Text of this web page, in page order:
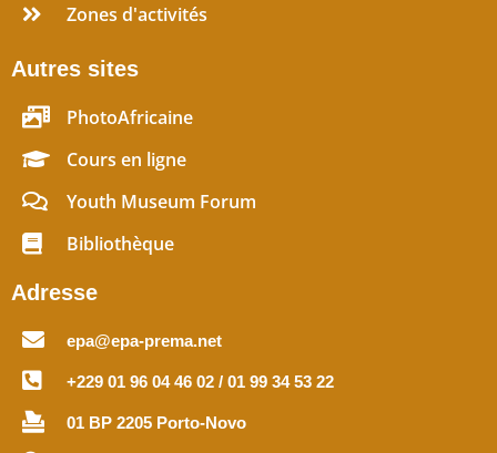
Zones d'activités
Autres sites
PhotoAfricaine
Cours en ligne
Youth Museum Forum
Bibliothèque
Adresse
epa@epa-prema.net
+229 01 96 04 46 02 / 01 99 34 53 22
01 BP 2205 Porto-Novo